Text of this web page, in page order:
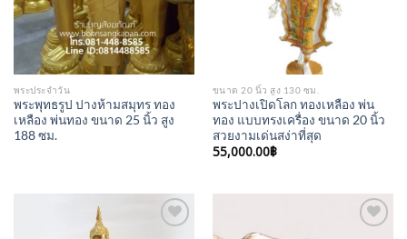
พระประจำวัน
พระพุทธรูป ปางห้ามสมุทร ทอง
เหลือง พ่นทอง ขนาด 25 นิ้ว สูง
188 ซม.
ขนาด 20 นิ้ว สูง 130 ซม.
พระปางเปิดโลก ทองเหลือง พ่น
ทอง แบบทรงเครื่อง ขนาด 20 นิ้ว
สวยงามเด่นสง่าที่สุด
55,000.00฿